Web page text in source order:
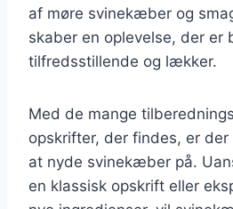
af møre svinekæber og
skaber en oplevelse, der er
tilfredsstillende og lækker.
Med de mange
opskrifter, der findes, er
at nyde svinekæber på.
en klassisk opskrift eller